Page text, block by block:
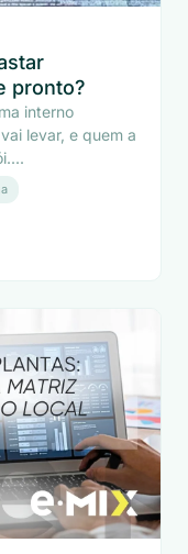
pronto?
interno
levar, e quem a